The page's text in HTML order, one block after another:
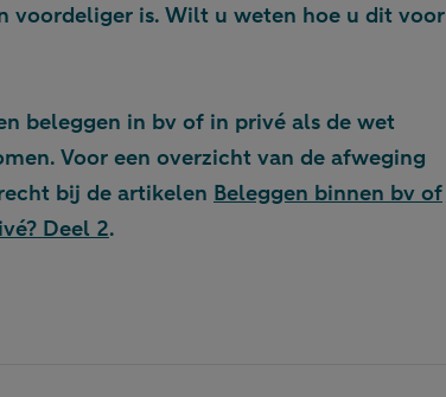
voordeliger is. Wilt u weten hoe u dit voor
beleggen in bv of in privé als de wet
Voor een overzicht van de afweging
bij de artikelen Beleggen binnen bv of
Deel 2.